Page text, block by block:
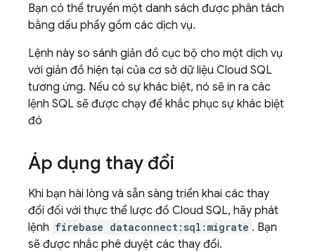
Bạn có thể truyền một danh sách được phân tách
bằng dấu phẩy gồm các dịch vụ.
Lệnh này so sánh giản đồ cục bộ cho một dịch vụ
với giản đồ hiện tại của cơ sở dữ liệu Cloud SQL
tương ứng. Nếu có sự khác biệt, nó sẽ in ra các
lệnh SQL sẽ được chạy để khắc phục sự khác biệt
đó
Áp dụng thay đổi
Khi bạn hài lòng và sẵn sàng triển khai các thay
đổi đối với thực thể lược đồ Cloud SQL, hãy phát
lệnh firebase dataconnect:sql:migrate . Bạn
sẽ được nhắc phê duyệt các thay đổi.